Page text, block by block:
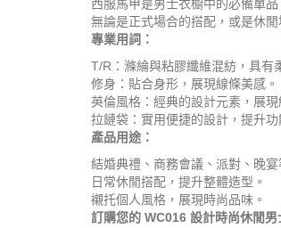
西服馬甲是男士衣櫥中的必備單
無論是正式場合的搭配，或是休
專業用詞：
T/R：滌綸與粘膠纖維混紡，具有
修身：貼合身形，展現線條美感。
英倫風格：經典的設計元素，展現
拉鏈袋：實用便捷的設計，提升功
產品用途：
結婚典禮、商務會議、派對、晚宴
日常休閒搭配，提升整體造型。
襯托個人風格，展現時尚品味。
訂購您的 WC016 設計時尚休閒